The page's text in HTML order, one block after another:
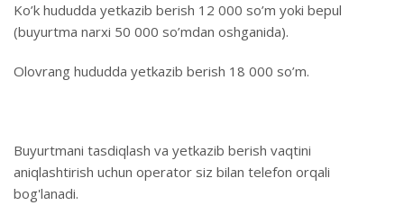
Ko’k hududda yetkazib berish 12 000 so’m yoki bepul
(buyurtma narxi 50 000 so’mdan oshganida).
Olovrang hududda yetkazib berish 18 000 so’m.
Buyurtmani tasdiqlash va yetkazib berish vaqtini
aniqlashtirish uchun operator siz bilan telefon orqali
bog'lanadi.